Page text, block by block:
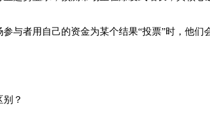
与者用自己的资金为某个结果“投票”时，他
？